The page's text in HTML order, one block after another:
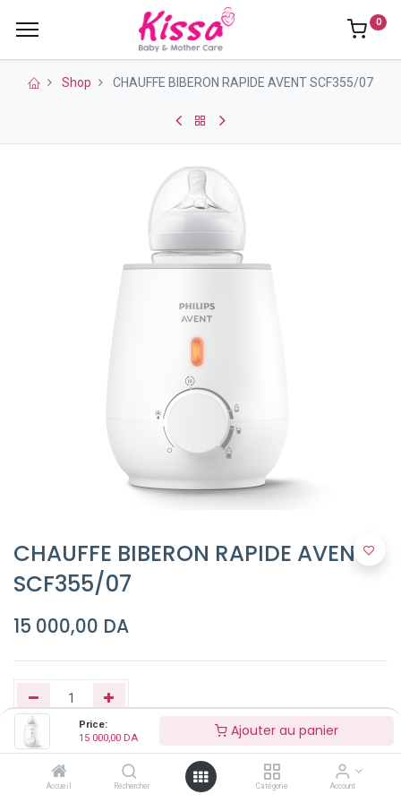
Price:
15 000,00 DA Ajouter au panier
Accueil Rechercher Catégorie Account
0
Shop CHAUFFE BIBERON RAPIDE AVENT SCF355/07
CHAUFFE BIBERON RAPIDE AVENT
SCF355/07
15 000,00 DA
Ajouter au panier